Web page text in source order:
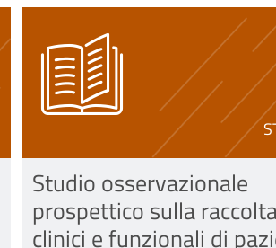
Studio osservazionale
prospettico sulla
clinici e funzionali di